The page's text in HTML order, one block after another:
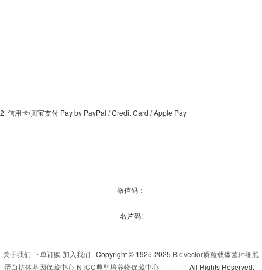
2. 信用卡/贝宝支付 Pay by PayPal / Credit Card / Apple Pay
微信码：
名片码:
关于我们 下单订购 加入我们 Copyright © 1925-2025 BioVector质粒载体菌种细胞
蛋白抗体基因保藏中心-NTCC典型培养物保藏中心 All Rights Reserved.